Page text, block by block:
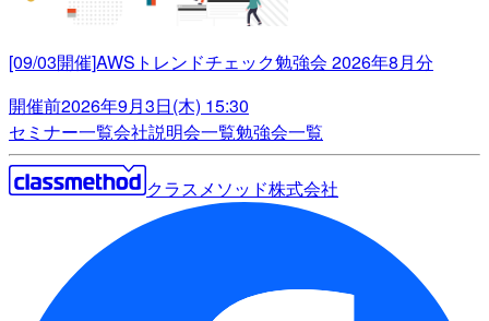
[09/03開催]AWSトレンドチェック勉強会 2026年8月分
開催前2026年9月3日(木) 15:30
セミナー一覧会社説明会一覧勉強会一覧
クラスメソッド株式会社